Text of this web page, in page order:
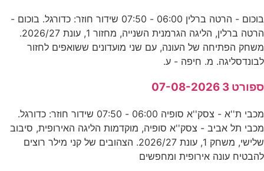
בוכום - הרטה ברלין 06:00 - 07:50 שידור חוזר: כדורגל. בוכום -
הרטה ברלין, הליגה הגרמנית השנייה, מחזור 1, עונת 2026/27.
משחק הפתיחה של העונה, עם שני מועדונים ששואפים לחזור
לבונדסליגה. מ. חיפה - ע.
ספורט 3 07-08-2026
מכבי ת''א - צסק''א סופיה 06:00 - 07:50 שידור חוזר: כדורגל.
מכבי תל אביב - צסק''א סופיה, מוקדמות הליגה האירופית, סיבוב
שלישי, משחק 1, עונת 2026/27. הצהובים של קני מילר רוצים
להבטיח עונה אירופית ומחפשים